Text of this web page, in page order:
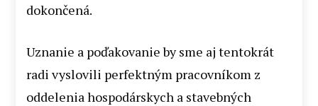
dokončená.
Uznanie a poďakovanie by sme aj tentokrát
radi vyslovili perfektným pracovníkom z
oddelenia hospodárskych a stavebných